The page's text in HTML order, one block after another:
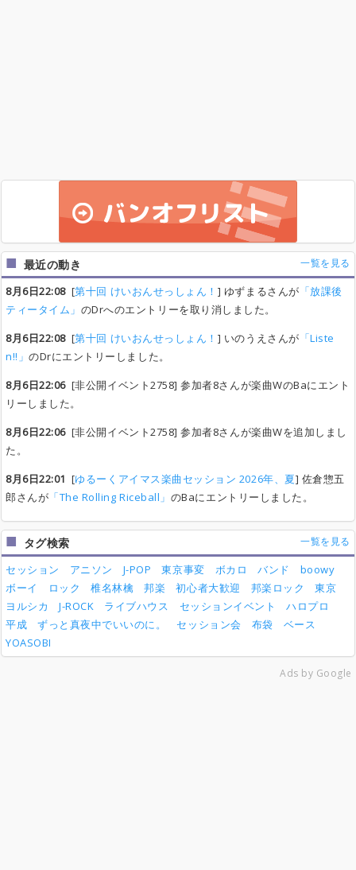
最近の動き 一覧を見る
8月6日22:08[第十回 けいおんせっしょん！ ] ゆずまるさんが 「放課後
ティータイム」 のDrへのエントリーを取り消しました。
8月6日22:08[第十回 けいおんせっしょん！ ] いのうえさんが 「Liste
n!!」のDrにエントリーしました。
8月6日22:06[非公開イベント2758] 参加者8さんが楽曲WのBaにエント
リーしました。
8月6日22:06[非公開イベント2758] 参加者8さんが楽曲Wを追加しまし
た。
8月6日22:01 [ゆるーくアイマス楽曲セッション 2026年、夏] 佐倉惣五
郎さんが 「The Rolling Riceball」 のBaにエントリーしました。
タグ検索 一覧を見る
セッション アニソン J-POP 東京事変 ボカロ バンド
boowy
ボーイ
ロック 椎名林檎 邦楽 初心者大歓迎 邦楽ロック
東京
ヨルシカ
J-ROCK ライブハウス セッションイベント
ハロプロ
平成
ずっと真夜中でいいのに。 セッション会 布袋
ベース
YOASOBI
Ads by Google